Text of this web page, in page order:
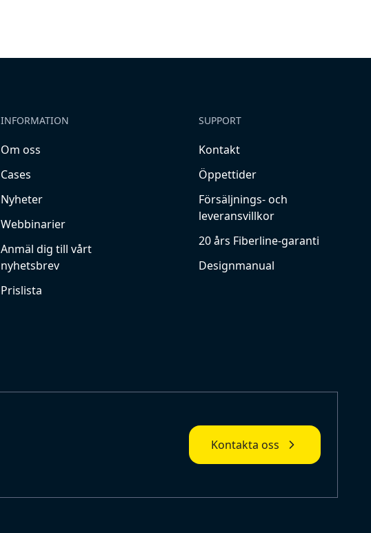
INFORMATION
Om oss
Cases
Nyheter
Webbinarier
Anmäl dig till vårt
nyhetsbrev
Prislista
SUPPORT
Kontakt
Öppettider
Försäljnings- och
leveransvillkor
20 års Fiberline-garanti
Designmanual
Kontakta oss